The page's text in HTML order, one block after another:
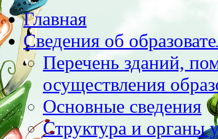
Главная
Сведения об
Перечень зданий,
осуществления
Основные сведения
Структура и органы